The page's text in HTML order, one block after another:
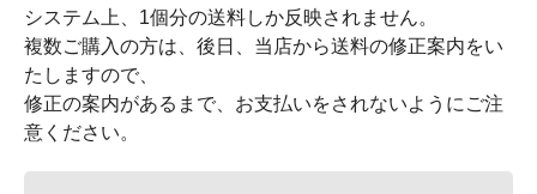
システム上、1個分の送料しか反映されません。
複数ご購入の方は、後日、当店から送料の修正案内をい
たしますので、
修正の案内があるまで、お支払いをされないようにご注
意ください。